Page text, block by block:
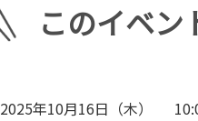
このイベン
2025年10月16日（木）